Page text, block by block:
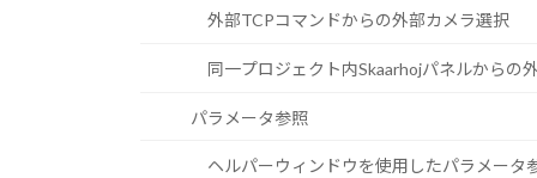
外部TCPコマンドからの外部カメラ選択
同一プロジェクト内Skaarhojパネルからの
パラメータ参照
ヘルパーウィンドウを使用したパラメータ